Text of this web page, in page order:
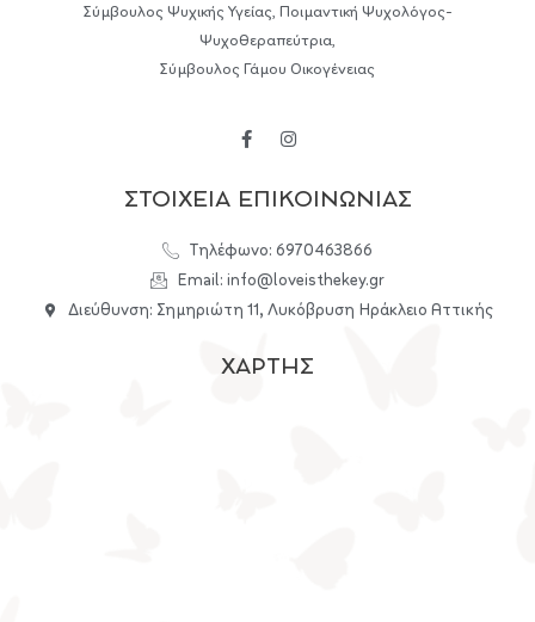
Σύμβουλος Ψυχικής Υγείας, Ποιμαντική Ψυχολόγος-
Ψυχοθεραπεύτρια,
Σύμβουλος Γάμου Οικογένειας
ΣΤΟΙΧΕΙΑ ΕΠΙΚΟΙΝΩΝΙΑΣ
Τηλέφωνο: 6970463866
Email: info@loveisthekey.gr
Διεύθυνση: Σημηριώτη 11, Λυκόβρυση Ηράκλειο Αττικής
ΧΑΡΤΗΣ